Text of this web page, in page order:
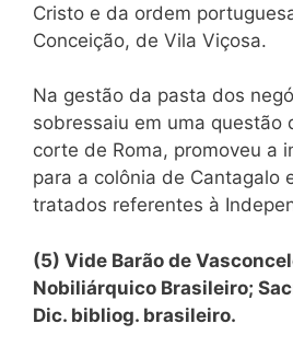
Cristo e da ordem
Conceição, de Vila Viçosa.
Na gestão da pasta dos
sobressaiu em uma questão
corte de Roma, promoveu a
para a colônia de Cantagalo
tratados referentes à
(5) Vide Barão de
Nobiliárquico Brasileiro;
Dic. bibliog. brasileiro.